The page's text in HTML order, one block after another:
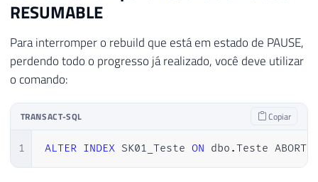
RESUMABLE
Para interromper o rebuild que está em estado de PAUSE,
perdendo todo o progresso já realizado, você deve utilizar
o comando:
TRANSACT-SQL Copiar
1 ALTER INDEX SK01_Teste ON dbo .Teste ABORT